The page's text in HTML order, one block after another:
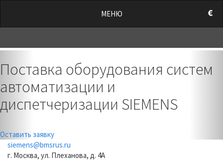
€
МЕНЮ
Поставка оборудования систем
автоматизации и
диспетчеризации SIEMENS
Оставить заявку
siemens@bmsrus.ru
г. Москва, ул. Плеханова, д. 4А